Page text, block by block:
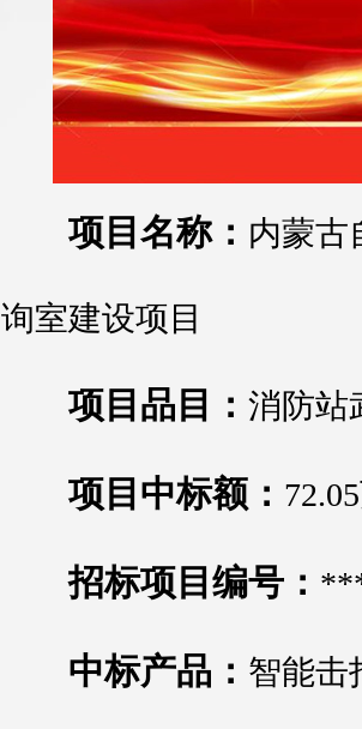
项目名称： 内蒙古
询室建设项目
项目品目： 消防站
项目中标额：
招标项目编号：
中标产品： 智能击